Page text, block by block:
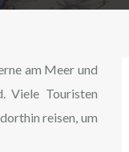
am Meer und
Viele Touristen
reisen, um